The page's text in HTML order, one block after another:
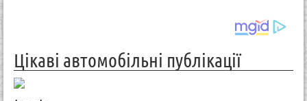
Цікаві автомобільні публікації